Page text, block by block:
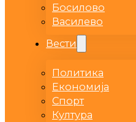
Босилово
Василево
Вести
Политика
Економија
Спорт
Култура